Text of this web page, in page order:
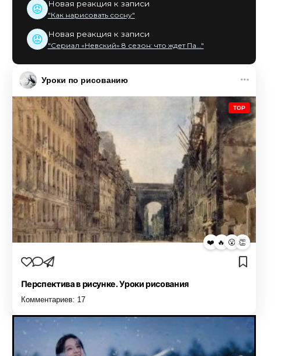
😡 Новая реакция к записи
"Как нарисовать сосну"
😡 Новая реакция к записи
"Сериал «Невский» 8 сезон: что ждет Па..."
Уроки по рисованию
TOP
❤️ 🔥 😮 👏
Перспектива в рисунке. Уроки рисования
Комментариев: 17